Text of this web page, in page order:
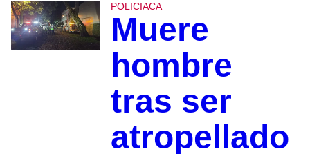
POLICIACA
Muere
hombre
tras ser
atropellado